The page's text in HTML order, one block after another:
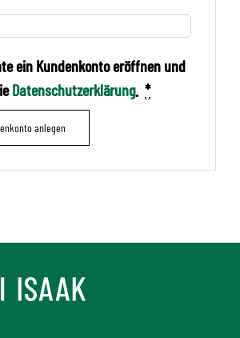
ein Kundenkonto eröffnen und
Datenschutzerklärung. *
anlegen